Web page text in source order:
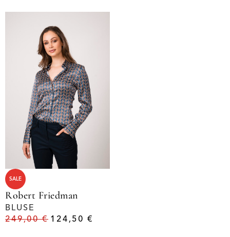
SALE
Robert Friedman
BLUSE
249,00€ 124,50€